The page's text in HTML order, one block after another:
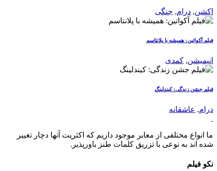
اکشن, درام, جنگی
فیلم آکواتین: همیشه با پلانتاسم
انیمیشن, کمدی
فیلم جشن زندگی: کیندلینگ
درام, عاشقانه
ما انواع مختلفی از معابر موجود داریم که اکثریت آنها دچار تغییر
شده اند به نوعی با تزریق کلمات طنز باورپذیر.
نکو فیلم